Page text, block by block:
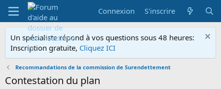
Connexion S'inscrire
Un spécialiste répond à vos questions sous 48 heures:
Inscription gratuite, Cliquez ICI
Recommandations de la commission de Surendettement
Contestation du plan